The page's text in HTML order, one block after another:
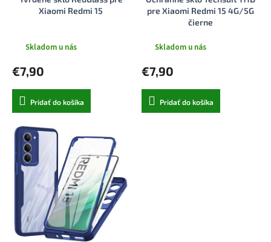
Xiaomi Redmi 15
Skladom u nás
€7,90
Pridať do košíka
pre Xiaomi Redmi 15 4G/5G
čierne
Skladom u nás
€7,90
Pridať do košíka